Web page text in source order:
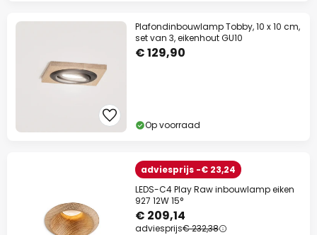
Plafondinbouwlamp Tobby, 10 x 10 cm,
set van 3, eikenhout GU10
€ 129,90
Op voorraad
adviesprijs -€ 23,24
LEDS-C4 Play Raw inbouwlamp eiken
927 12W 15°
€ 209,14
adviesprijs€ 232,38